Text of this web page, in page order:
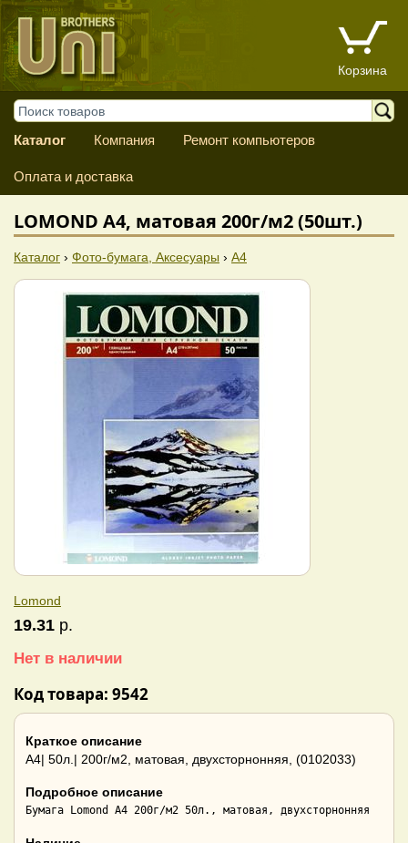
Корзина
Каталог Компания Ремонт компьютеров
Оплата и доставка
LOMOND A4, матовая 200г/м2 (50шт.)
Каталог › Фото-бумага, Аксесуары › A4
Lomond
19.31 р.
Нет в наличии
Код товара: 9542
Краткое описание
A4| 50л.| 200г/м2, матовая, двухсторнонняя, (0102033)
Подробное описание
Бумага Lomond A4 200г/м2 50л., матовая, двухсторнонняя